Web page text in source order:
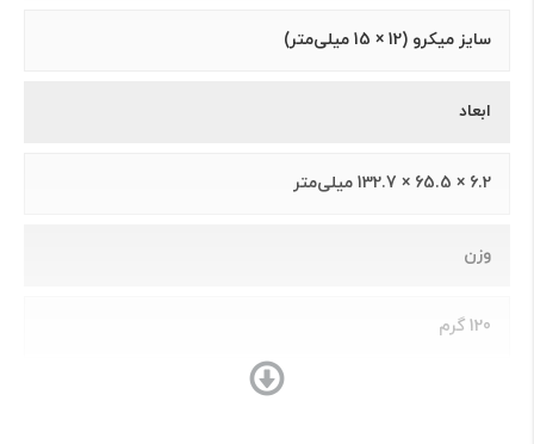
سایز میکرو (12 × 15 میلی‌متر)
ابعاد
6.2 × 65.5 × 132.7 میلی‌متر
وزن
120 گرم